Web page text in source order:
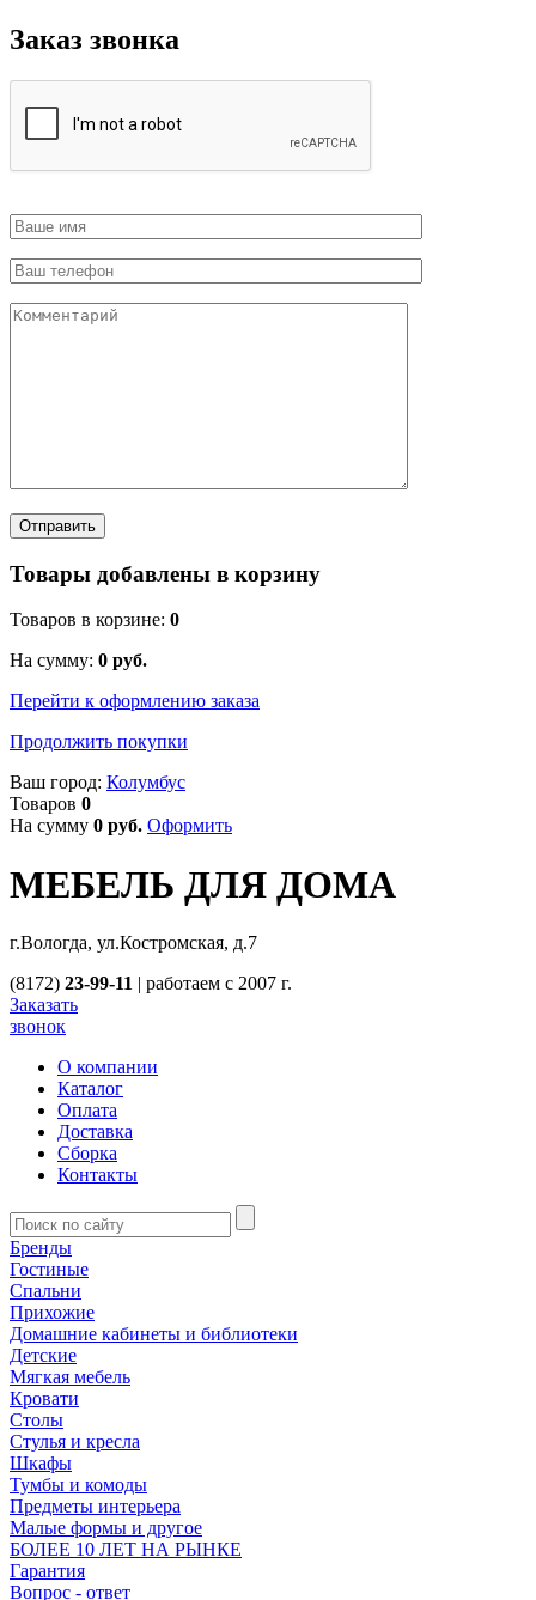
Заказ звонка
Товары добавлены в корзину
Товаров в корзине: 0
На сумму: 0 руб.
Перейти к оформлению заказа
Продолжить покупки
Ваш город: Колумбус
Товаров 0
На сумму 0 руб. Оформить
МЕБЕЛЬ ДЛЯ ДОМА
г.Вологда, ул.Костромская, д.7
(8172) 23-99-11 | работаем с 2007 г.
Заказать
звонок
О компании
Каталог
Оплата
Доставка
Сборка
Контакты
Бренды
Гостиные
Спальни
Прихожие
Домашние кабинеты и библиотеки
Детские
Мягкая мебель
Кровати
Столы
Стулья и кресла
Шкафы
Тумбы и комоды
Предметы интерьера
Малые формы и другое
БОЛЕЕ 10 ЛЕТ НА РЫНКЕ
Гарантия
Вопрос - ответ